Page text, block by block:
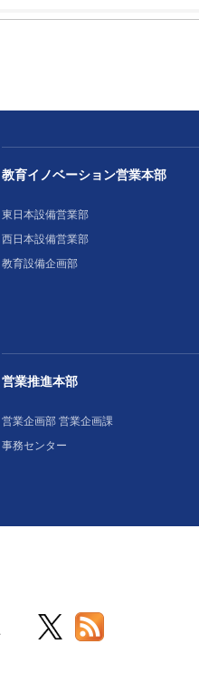
教育イノベーション営業本部
東日本設備営業部
西日本設備営業部
教育設備企画部
営業推進本部
営業企画部 営業企画課
事務センター